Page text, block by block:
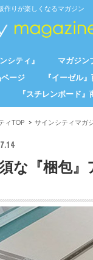
作りが楽しくなるマガジン
シティ』 マガジン
ページ
『イーゼル
『スチレンボード
ィTOP サインシティマガ
な『梱包